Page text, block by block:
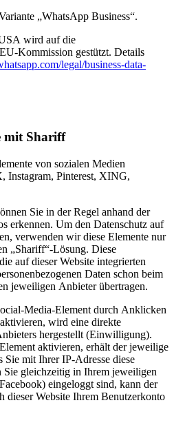
„WhatsApp Business“.
wird auf die
Kommission gestützt. Details
legal/business-data-
mit Shariff
von sozialen Medien
Instagram, Pinterest, XING,
Sie in der Regel anhand der
erkennen. Um den Datenschutz auf
verwenden wir diese Elemente nur
„Shariff“-Lösung. Diese
auf dieser Website integrierten
Daten schon beim
jeweiligen Anbieter übertragen.
Media-Element durch Anklicken
wird eine direkte
hergestellt (Einwilligung).
aktivieren, erhält der jeweilige
mit Ihrer IP-Adresse diese
Sie gleichzeitig in Ihrem jeweiligen
eingeloggt sind, kann der
dieser Website Ihrem Benutzerkonto